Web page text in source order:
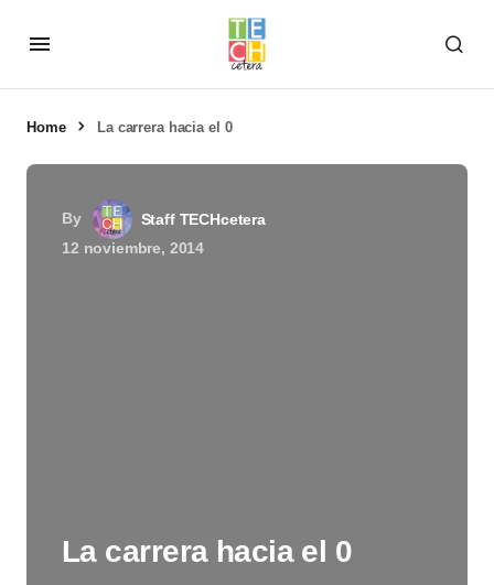
Home La carrera hacia el 0
By
Staff TECHcetera
12 noviembre, 2014
La carrera hacia el 0